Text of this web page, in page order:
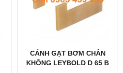
CÁNH GẠT BƠM CHÂN
KHÔNG LEYBOLD D 65 B